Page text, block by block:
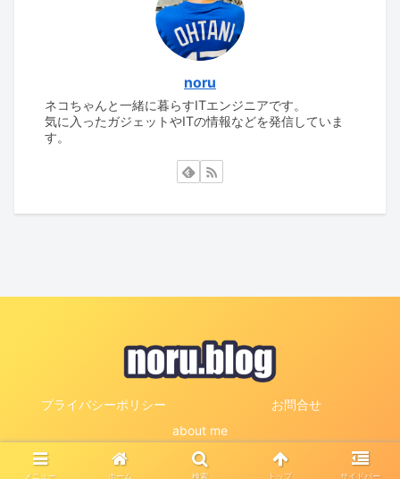
noru
ネコちゃんと一緒に暮らすITエンジニアです。
気に入ったガジェットやITの情報などを発信していま
す。
プライバシーポリシー
お問合せ
about me
© 2024 noru.blog.
メニュー ホーム 検索 トップ サイドバー